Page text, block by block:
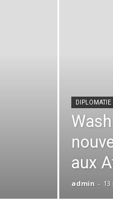
DIPLOMATIE
aux
admin - 13